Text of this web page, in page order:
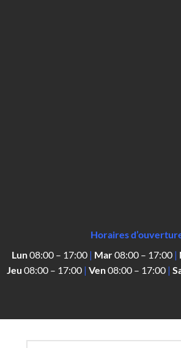
Horaires
Lun08:00 – 17:00| Mar08:00 – 17:00|
Jeu 08:00 – 17:00| Ven08:00 – 17:00|